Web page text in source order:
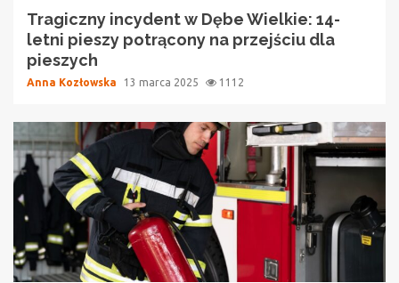
Tragiczny incydent w Dębe Wielkie: 14-
letni pieszy potrącony na przejściu dla
pieszych
Anna Kozłowska 13 marca 2025 1112